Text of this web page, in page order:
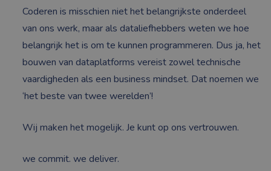
Coderen is misschien niet het belangrijkste onderdeel
van ons werk, maar als dataliefhebbers weten we hoe
belangrijk het is om te kunnen programmeren. Dus ja, het
bouwen van dataplatforms vereist zowel technische
vaardigheden als een business mindset. Dat noemen we
‘het beste van twee werelden’!
Wij maken het mogelijk. Je kunt op ons vertrouwen.
we commit. we deliver.